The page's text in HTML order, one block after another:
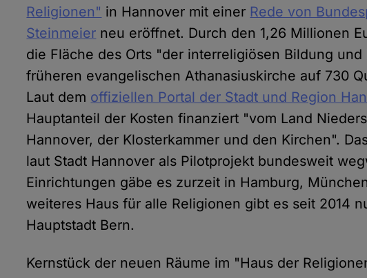
Religionen" in Hannover mit einer Rede von
Steinmeier neu eröffnet. Durch den 1,26 Millionen
die Fläche des Orts "der interreligiösen Bildung
früheren evangelischen Athanasiuskirche auf 730
Laut dem offiziellen Portal der Stadt und Region
Hauptanteil der Kosten finanziert "vom Land
Hannover, der Klosterkammer und den Kirchen".
laut Stadt Hannover als Pilotprojekt bundesweit
Einrichtungen gäbe es zurzeit in Hamburg,
weiteres Haus für alle Religionen gibt es seit 2014
Hauptstadt Bern.
Kernstück der neuen Räume im "Haus der